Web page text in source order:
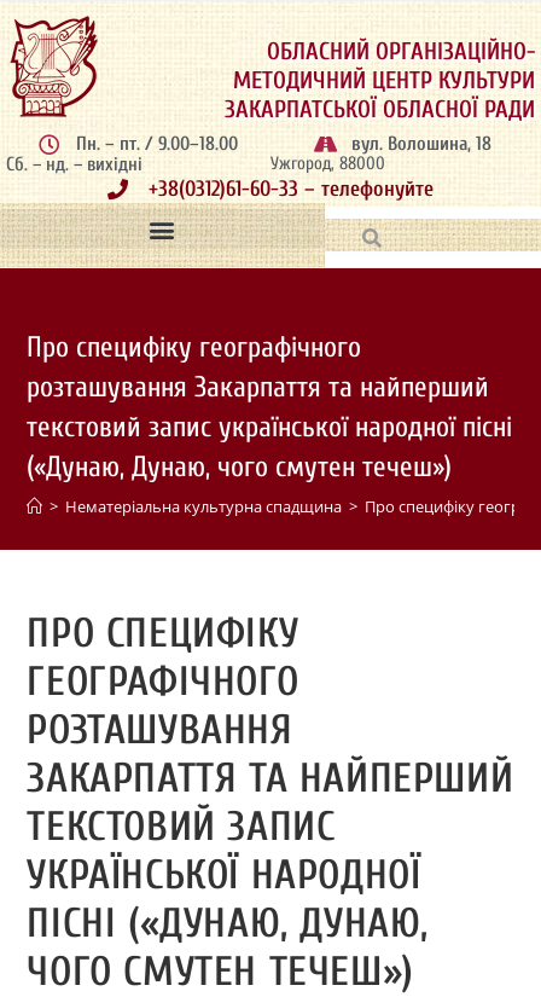
ОБЛАСНИЙ ОРГАНІЗАЦІЙНО-
МЕТОДИЧНИЙ ЦЕНТР КУЛЬТУРИ
ЗАКАРПАТСЬКОЇ ОБЛАСНОЇ РАДИ
Пн. – пт. / 9.00–18.00
Сб. – нд. – вихідні
вул. Волошина, 18
Ужгород, 88000
+38(0312)61-60-33 – телефонуйте
Про специфіку географічного
розташування Закарпаття та найперший
текстовий запис української народної пісні
(«Дунаю, Дунаю, чого смутен течеш»)
> Нематеріальна культурна спадщина > Про специфіку
ПРО СПЕЦИФІКУ
ГЕОГРАФІЧНОГО
РОЗТАШУВАННЯ
ЗАКАРПАТТЯ ТА НАЙПЕРШИЙ
ТЕКСТОВИЙ ЗАПИС
УКРАЇНСЬКОЇ НАРОДНОЇ
ПІСНІ («ДУНАЮ, ДУНАЮ,
ЧОГО СМУТЕН ТЕЧЕШ»)